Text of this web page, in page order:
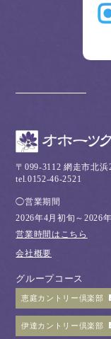
〒099-3112 網走市北浜
tel.0152-46-2521
◯営業期間
2026年4月初旬～2026
営業時間はこちら
会社概要
グループコース
恵庭カントリー倶楽部
伊達カントリー倶楽部